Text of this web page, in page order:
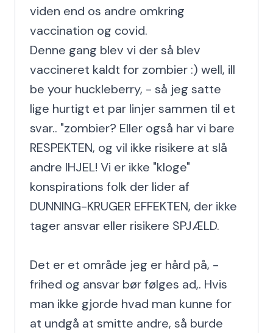
viden end os andre omkring
vaccination og covid.
Denne gang blev vi der så blev
vaccineret kaldt for zombier :) well, ill
be your huckleberry, - så jeg satte
lige hurtigt et par linjer sammen til et
svar.. "zombier? Eller også har vi bare
RESPEKTEN, og vil ikke risikere at slå
andre IHJEL! Vi er ikke "kloge"
konspirations folk der lider af
DUNNING-KRUGER EFFEKTEN, der ikke
tager ansvar eller risikere SPJÆLD.
Det er et område jeg er hård på, -
frihed og ansvar bør følges ad,. Hvis
man ikke gjorde hvad man kunne for
at undgå at smitte andre, så burde